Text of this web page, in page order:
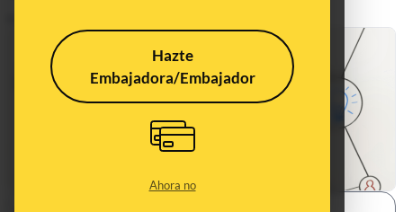
Hazte
Embajadora/Embajador
Ahora no